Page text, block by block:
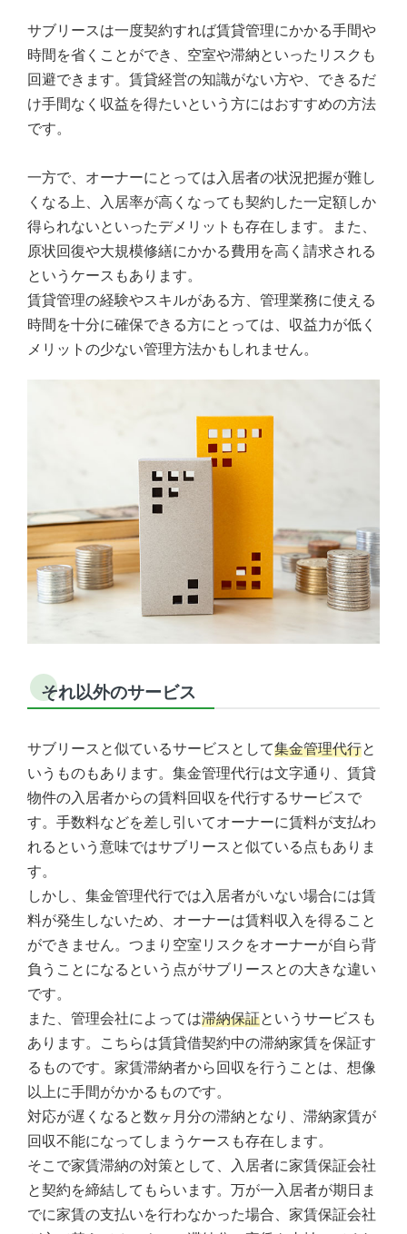
サブリースは一度契約すれば賃貸管理にかかる手間や
時間を省くことができ、空室や滞納といったリスクも
回避できます。賃貸経営の知識がない方や、できるだ
け手間なく収益を得たいという方にはおすすめの方法
です。
一方で、オーナーにとっては入居者の状況把握が難し
くなる上、入居率が高くなっても契約した一定額しか
得られないといったデメリットも存在します。また、
原状回復や大規模修繕にかかる費用を高く請求される
というケースもあります。
賃貸管理の経験やスキルがある方、管理業務に使える
時間を十分に確保できる方にとっては、収益力が低く
メリットの少ない管理方法かもしれません。
それ以外のサービス
サブリースと似ているサービスとして集金管理代行と
いうものもあります。集金管理代行は文字通り、賃貸
物件の入居者からの賃料回収を代行するサービスで
す。手数料などを差し引いてオーナーに賃料が支払わ
れるという意味ではサブリースと似ている点もありま
す。
しかし、集金管理代行では入居者がいない場合には賃
料が発生しないため、オーナーは賃料収入を得ること
ができません。つまり空室リスクをオーナーが自ら背
負うことになるという点がサブリースとの大きな違い
です。
また、管理会社によっては滞納保証というサービスも
あります。こちらは賃貸借契約中の滞納家賃を保証す
るものです。家賃滞納者から回収を行うことは、想像
以上に手間がかかるものです。
対応が遅くなると数ヶ月分の滞納となり、滞納家賃が
回収不能になってしまうケースも存在します。
そこで家賃滞納の対策として、入居者に家賃保証会社
と契約を締結してもらいます。万が一入居者が期日ま
でに家賃の支払いを行わなかった場合、家賃保証会社